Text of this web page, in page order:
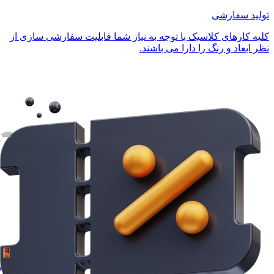
تولید سفارشی
کلیه کارهای کلاسیک با توجه به نیاز شما قابلیت سفارشی سازی از
نظر ابعاد و رنگ را دارا می باشند.